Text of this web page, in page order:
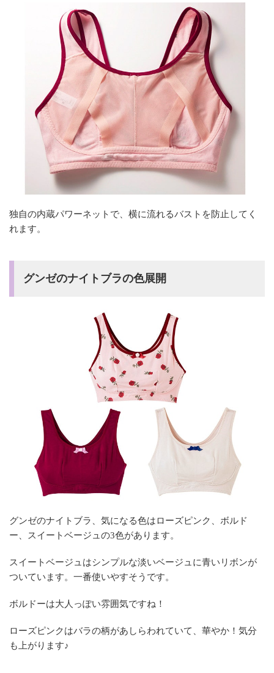
独自の内蔵パワーネットで、横に流れるバストを防止してく
れます。
グンゼのナイトブラの色展開
グンゼのナイトブラ、気になる色はローズピンク、ボルド
ー、スイートベージュの3色があります。
スイートベージュはシンプルな淡いベージュに青いリボンが
ついています。一番使いやすそうです。
ボルドーは大人っぽい雰囲気ですね！
ローズピンクはバラの柄があしらわれていて、華やか！気分
も上がります♪